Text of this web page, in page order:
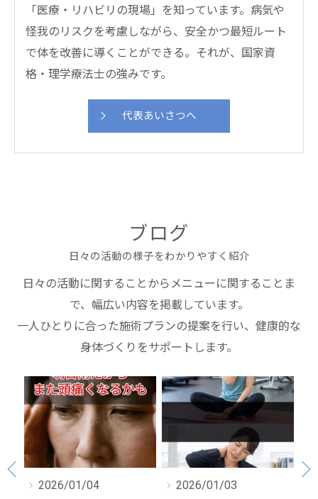
「医療・リハビリの現場」を知っています。病気や
怪我のリスクを考慮しながら、安全かつ最短ルート
で体を改善に導くことができる。それが、国家資
格・理学療法士の強みです。
代表あいさつへ
日々の活動の様子をわかりやすく紹介
ブログ
日々の活動に関することからメニューに関することま
で、幅広い内容を掲載しています。
一人ひとりに合った施術プランの提案を行い、健康的な
身体づくりをサポートします。
2026/01/03
2026/01/02